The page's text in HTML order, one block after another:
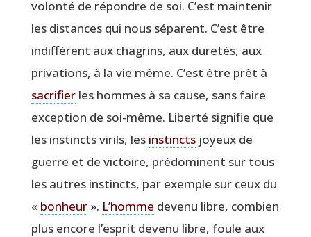
volon­té de répondre de soi. C’est main­te­nir
les dis­tances qui nous séparent. C’est être
indif­fé­rent aux cha­grins, aux dure­tés, aux
pri­va­tions, à la vie même. C’est être prêt à
sacri­fierles hommes à sa cause, sans faire
excep­tion de soi-même. Liber­té signi­fie que
les ins­tincts virils, les ins­tinctsjoyeux de
guerre et de vic­toire, pré­do­minent sur tous
les autres ins­tincts, par exemple sur ceux du
« bon­heur». L’homme deve­nu libre, com­bien
plus encore l’esprit deve­nu libre, foule aux